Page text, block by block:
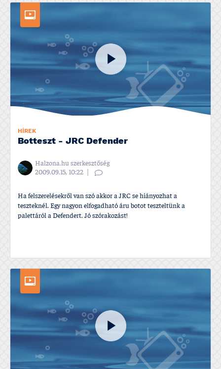
HÍREK
Botteszt - JRC Defender
Halzona.hu szerkesztőség
2009.09.15, 10:22
Ha felszerelésekről van szó akkor a JRC se hiányozhat a
teszteknél. Egy nagyon elfogadható áru botot teszteltünk a
palettáról a Defendert. Jó szórakozást!